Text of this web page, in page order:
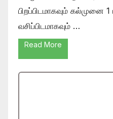
பிறப்பிடமாகவும்
வசிப்பிடமாகவும் …
Read More